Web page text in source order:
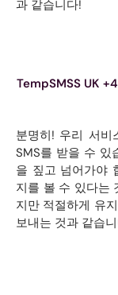
과 같습니다!
TempSMSS UK
분명히! 우리 서비
SMS를 받을 수 있
을 짚고 넘어가야
지를 볼 수 있다는
지만 적절하게 유
보내는 것과 같습